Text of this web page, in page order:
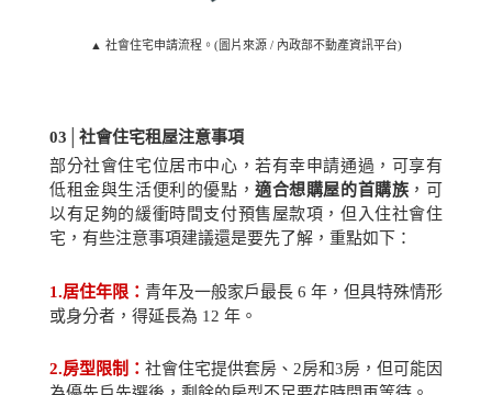
▲ 社會住宅申請流程。(圖片來源 / 內政部不動產資訊平台)
03│ 社會住宅租屋注意事項
部分社會住宅位居市中心，若有幸申請通過，可享有
低租金與生活便利的優點，適合想購屋的首購族 ，可
以有足夠的緩衝時間支付預售屋款項，但入住社會住
宅，有些注意事項建議還是要先了解，重點如下：
1.居住年限： 青年及一般家戶最長 6 年，但具特殊情形
或身分者，得延長為 12 年。
2.房型限制： 社會住宅提供套房、 2房和3房，但可能因